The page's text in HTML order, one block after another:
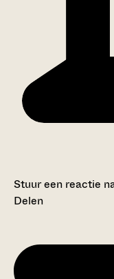
Stuur een reactie
Delen